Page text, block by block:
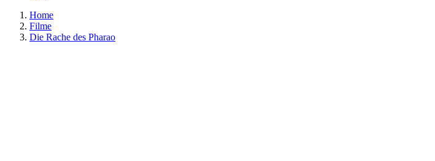
Home
Filme
Die Rache des Pharao